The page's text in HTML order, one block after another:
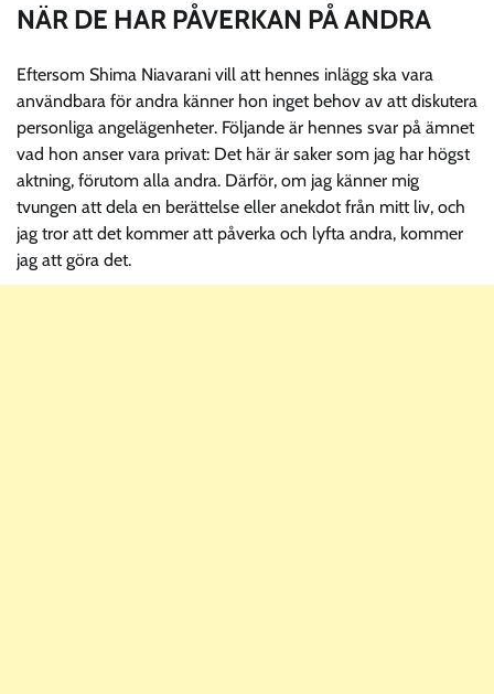
NÄR DE HAR PÅVERKAN PÅ ANDRA
Eftersom Shima Niavarani vill att hennes inlägg ska vara
användbara för andra känner hon inget behov av att diskutera
personliga angelägenheter. Följande är hennes svar på ämnet
vad hon anser vara privat: Det här är saker som jag har högst
aktning, förutom alla andra. Därför, om jag känner mig
tvungen att dela en berättelse eller anekdot från mitt liv, och
jag tror att det kommer att påverka och lyfta andra, kommer
jag att göra det.